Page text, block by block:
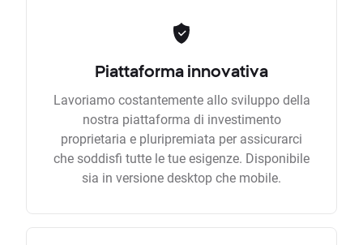
Piattaforma innovativa
Lavoriamo costantemente allo sviluppo della
nostra piattaforma di investimento
proprietaria e pluripremiata per assicurarci
che soddisfi tutte le tue esigenze. Disponibile
sia in versione desktop che mobile.